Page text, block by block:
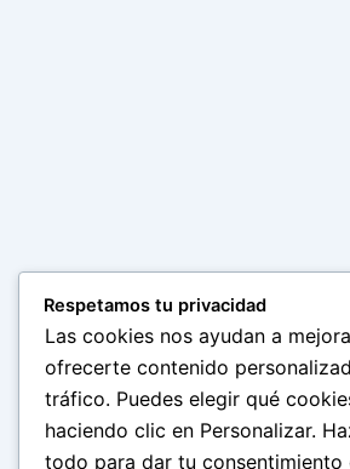
Respetamos tu privacidad
Las cookies nos ayudan a
ofrecerte contenido
tráfico. Puedes elegir qué
haciendo clic en Personalizar.
todo para dar tu consentimiento